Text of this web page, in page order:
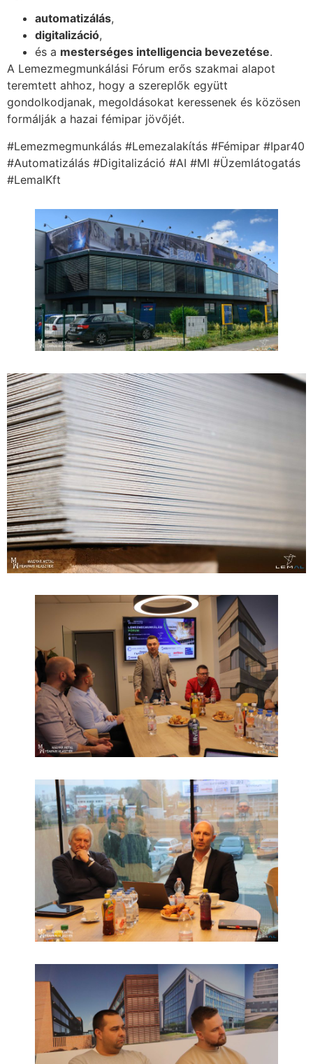
automatizálás,
digitalizáció,
és a mesterséges intelligencia bevezetése.
A Lemezmegmunkálási Fórum erős szakmai alapot
teremtett ahhoz, hogy a szereplők együtt
gondolkodjanak, megoldásokat keressenek és közösen
formálják a hazai fémipar jövőjét.
#Lemezmegmunkálás #Lemezalakítás #Fémipar #Ipar40
#Automatizálás #Digitalizáció #AI #MI #Üzemlátogatás
#LemalKft